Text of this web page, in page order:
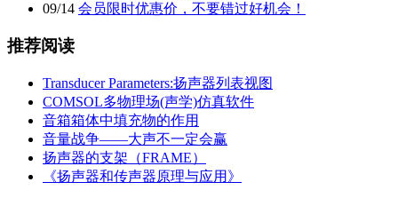
09/14 会员限时优惠价，不要错过好机会！
推荐阅读
Transducer Parameters:扬声器列表视图
COMSOL多物理场(声学)仿真软件
音箱箱体中填充物的作用
音量战争——大声不一定会赢
扬声器的支架（FRAME）
《扬声器和传声器原理与应用》